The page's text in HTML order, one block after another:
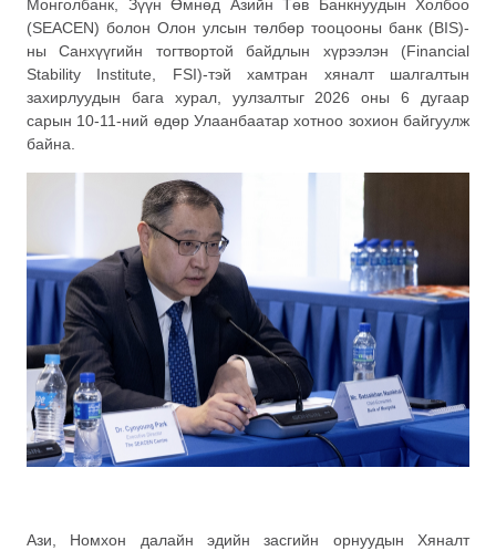
Mонголбанк, Зүүн Өмнөд Азийн Төв Банкнуудын Холбоо
(SEACEN) болон Олон улсын төлбөр тооцооны банк (BIS)-
ны Санхүүгийн тогтвортой байдлын хүрээлэн (Financial
Stability Institute, FSI)-тэй хамтран хяналт шалгалтын
захирлуудын бага хурал, уулзалтыг 2026 оны 6 дугаар
сарын 10-11-ний өдөр Улаанбаатар хотноо зохион байгуулж
байна.
Ази, Номхон далайн эдийн засгийн орнуудын Хяналт